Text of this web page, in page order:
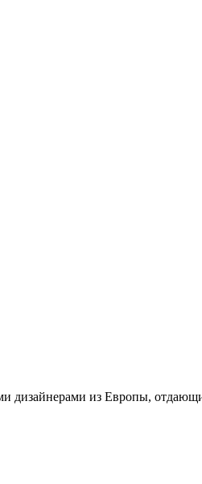
дизайнерами из Европы,